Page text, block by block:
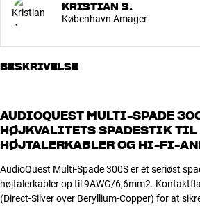
KRISTIAN S.
København Amager
BESKRIVELSE
AUDIOQUEST MULTI-SPADE
HØJKVALITETS SPADESTIK
HØJTALERKABLER OG HI-FI-
AudioQuest Multi-Spade 300S er et seriøst
højtalerkabler op til 9AWG/6,6mm2.
(Direct-Silver over Beryllium-Copper) for at